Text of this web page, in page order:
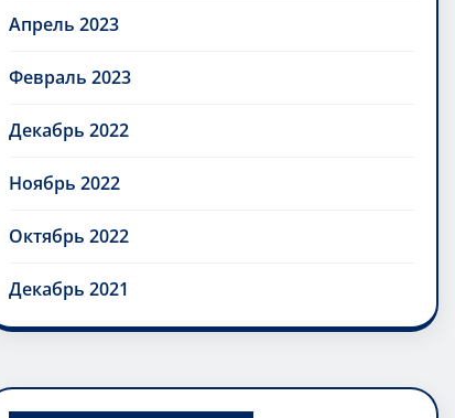
Апрель 2023
Февраль 2023
Декабрь 2022
Ноябрь 2022
Октябрь 2022
Декабрь 2021